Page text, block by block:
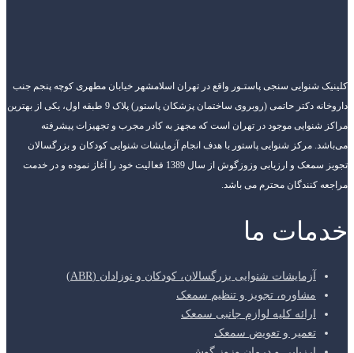
کلینیک شنوایی سنجی پاستـور واقع در تهران اسلامشهر خیابان مطهری کوچه پنجم جنب
داروخانه دکتر حاتمی (روبروی ساختمان پزشکان پاستور) پلاک 9 طبقه اول، یکی از بهترین
مراکز شنوایی موجود در تهران است که مجهز به کادر مجرب و تجهیزات پیشرفته
می‌باشد. مرکز شنوایی پاستور با هدف انجام آزمایشات شنوایی کودکان و بزرگسالان
تجویز سمعک و ارزیابی وزوزگوش از سال 1389 فعالیت خود را آغاز نموده و در خدمت
مراجعه کنندگان محترم می باشد.
خدمات ما
آزمایشات شنوایی بزرگسالان، کودکان و نوزادان (ABR)
مشاوره، تجویز و تنظیم سمعک
ارائه کلیه لوازم جانبی سمعک
تعمیر و تعویض سمعک